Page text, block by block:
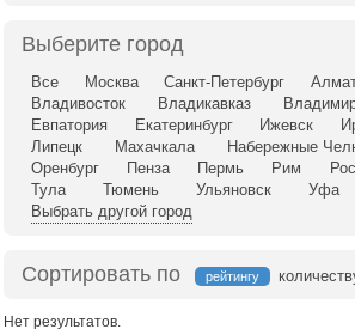
Выберите город
Все Москва Санкт-Петербург
Владивосток
Владикавказ
Евпатория
Екатеринбург Ижевск
Липецк
Махачкала Набережные
Оренбург
Пенза Пермь Рим
Тула Тюмень Ульяновск Уфа
Выбрать другой город
Сортировать по рейтингу
Нет результатов.